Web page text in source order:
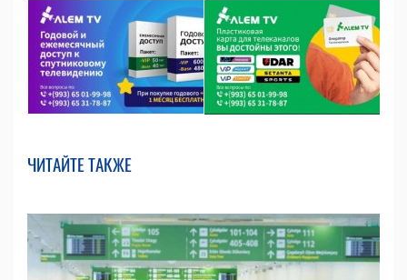
ЧИТАЙТЕ ТАКЖЕ